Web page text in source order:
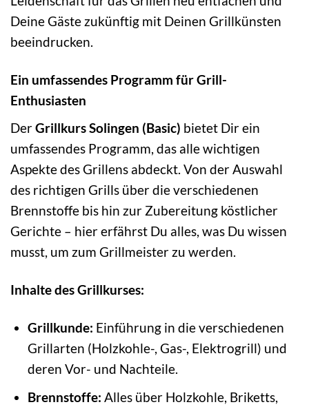
Deine Gäste zukünftig mit Deinen Grillkünsten
beeindrucken.
Ein umfassendes Programm für Grill-
Enthusiasten
DerGrillkurs Solingen (Basic) bietet Dir ein
umfassendes Programm, das alle wichtigen
Aspekte des Grillens abdeckt. Von der Auswahl
des richtigen Grills über die verschiedenen
Brennstoffe bis hin zur Zubereitung köstlicher
Gerichte – hier erfährst Du alles, was Du wissen
musst, um zum Grillmeister zu werden.
Inhalte des Grillkurses:
Grillkunde: Einführung in die verschiedenen
Grillarten (Holzkohle-, Gas-, Elektrogrill) und
deren Vor- und Nachteile.
Brennstoffe: Alles über Holzkohle, Briketts,